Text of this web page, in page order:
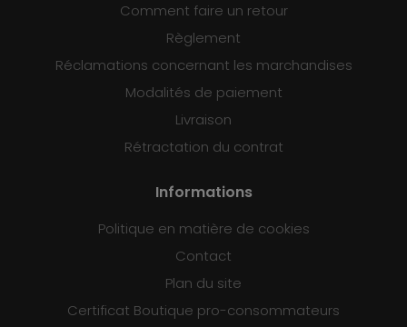
Comment faire un retour
Règlement
Réclamations concernant les marchandises
Modalités de paiement
Livraison
Rétractation du contrat
Informations
Politique en matière de cookies
Contact
Plan du site
Certificat Boutique pro-consommateurs